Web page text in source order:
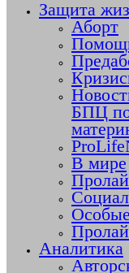
Защита
Аборт
БПЦ
В мире
Аналитика